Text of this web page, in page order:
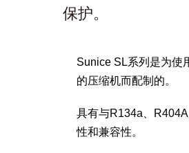
保护。
Sunice SL系列是为使
的压缩机而配制的。
具有与R134a、
性和兼容性。